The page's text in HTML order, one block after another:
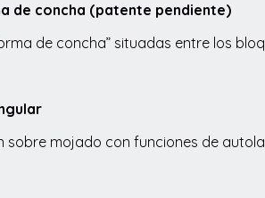
de concha (patente pendiente)
de concha” situadas entre los
sobre mojado con funciones de